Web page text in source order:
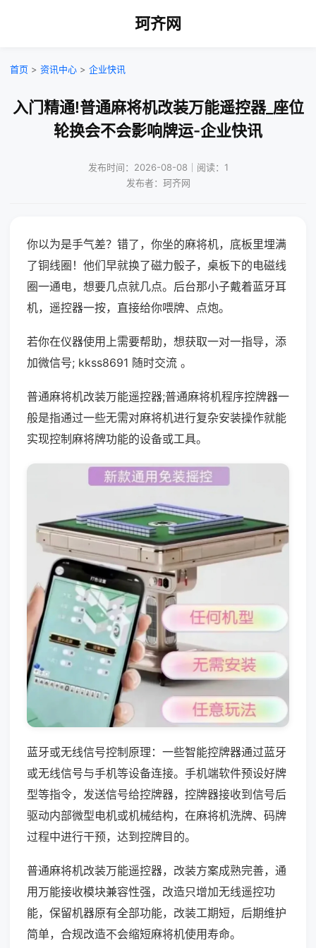
珂齐网
首页 > 资讯中心 > 企业快讯
入门精通!普通麻将机改装万能遥控器_座位
轮换会不会影响牌运-企业快讯
发布时间：2026-08-08｜阅读：1
发布者：珂齐网
你以为是手气差？错了，你坐的麻将机，底板里埋满
了铜线圈！他们早就换了磁力骰子，桌板下的电磁线
圈一通电，想要几点就几点。后台那小子戴着蓝牙耳
机，遥控器一按，直接给你喂牌、点炮。
若你在仪器使用上需要帮助，想获取一对一指导，添
加微信号; kkss8691 随时交流 。
普通麻将机改装万能遥控器;普通麻将机程序控牌器一
般是指通过一些无需对麻将机进行复杂安装操作就能
实现控制麻将牌功能的设备或工具。
蓝牙或无线信号控制原理：一些智能控牌器通过蓝牙
或无线信号与手机等设备连接。手机端软件预设好牌
型等指令，发送信号给控牌器，控牌器接收到信号后
驱动内部微型电机或机械结构，在麻将机洗牌、码牌
过程中进行干预，达到控牌目的。
普通麻将机改装万能遥控器，改装方案成熟完善，通
用万能接收模块兼容性强，改造只增加无线遥控功
能，保留机器原有全部功能，改装工期短，后期维护
简单，合规改造不会缩短麻将机使用寿命。